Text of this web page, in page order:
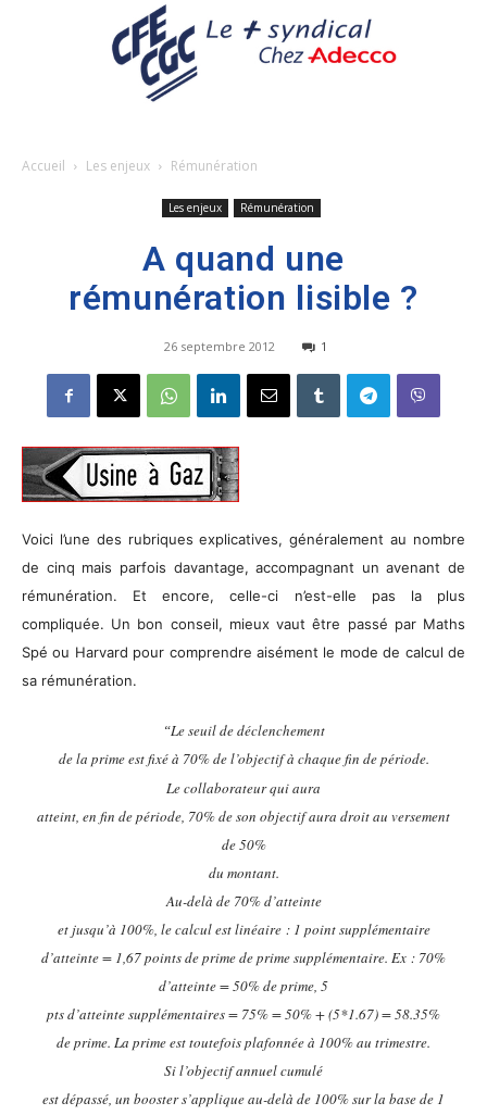
Accueil Les enjeux Rémunération
Les enjeux Rémunération
A quand une
rémunération lisible ?
26 septembre 2012 1
Voici l’une des rubriques explicatives, généralement au nombre
de cinq mais parfois davantage, accompagnant un avenant de
rémunération. Et encore, celle-ci n’est-elle pas la plus
compliquée. Un bon conseil, mieux vaut être passé par Maths
Spé ou Harvard pour comprendre aisément le mode de calcul de
sa rémunération.
“Le seuil de déclenchement
de la prime est fixé à 70% de l’objectif à chaque fin de période.
Le collaborateur qui aura
atteint, en fin de période, 70% de son objectif aura droit au versement
de 50%
du montant.
Au-delà de 70% d’atteinte
et jusqu’à 100%, le calcul est linéaire : 1 point supplémentaire
d’atteinte = 1,67 points de prime de prime supplémentaire. Ex : 70%
d’atteinte = 50% de prime, 5
pts d’atteinte supplémentaires = 75% = 50% + (5*1.67) = 58.35%
de prime. La prime est toutefois plafonnée à 100% au trimestre.
Si l’objectif annuel cumulé
est dépassé, un booster s’applique au-delà de 100% sur la base de 1